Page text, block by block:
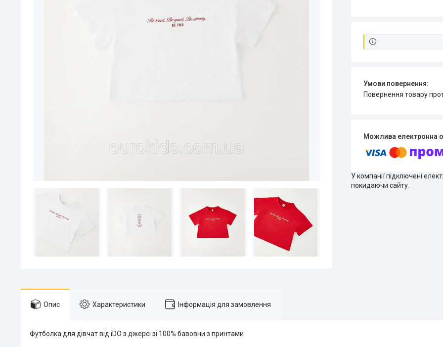
повернення товару
У компанії підключені
покидаючи сайту.
Опис Характеристики Інформація для замовлення
Футболка для дівчат від iDO з джерсі зі 100% бавовни з принтами